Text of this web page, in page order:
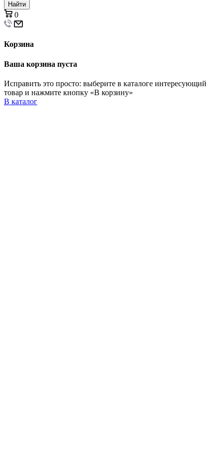
Найти
0
Корзина
Ваша корзина пуста
Исправить это просто: выберите в каталоге интересующий
товар и нажмите кнопку «В корзину»
В каталог